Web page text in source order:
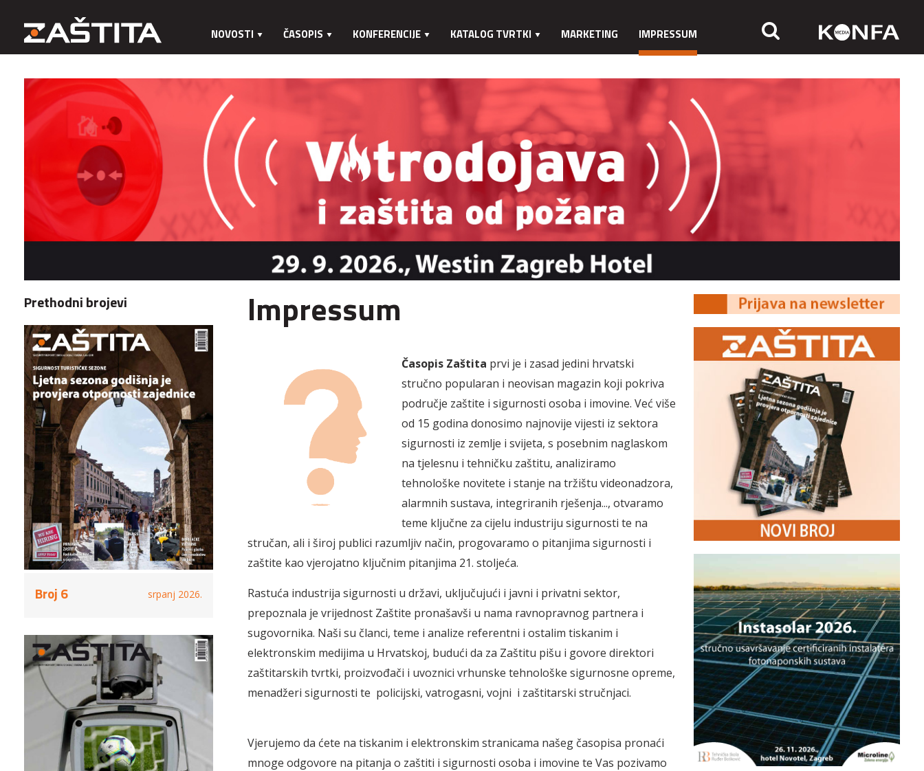
NOVOSTI ČASOPIS KONFERENCIJE KATALOG TVRTKI MARKETING IMPRESSUM
Prethodni brojevi
Broj 6 srpanj 2026.
Impressum
Časopis Zaštita prvi je i zasad jedini hrvatski
stručno popularan i neovisan magazin koji pokriva
područje zaštite i sigurnosti osoba i imovine. Već više
od 15 godina donosimo najnovije vijesti iz sektora
sigurnosti iz zemlje i svijeta, s posebnim naglaskom
na tjelesnu i tehničku zaštitu, analiziramo
tehnološke novitete i stanje na tržištu videonadzora,
alarmnih sustava, integriranih rješenja..., otvaramo
teme ključne za cijelu industriju sigurnosti te na
stručan, ali i široj publici razumljiv način, progovaramo o pitanjima sigurnosti i
zaštite kao vjerojatno ključnim pitanjima 21. stoljeća.
Rastuća industrija sigurnosti u državi, uključujući i javni i privatni sektor,
prepoznala je vrijednost Zaštite pronašavši u nama ravnopravnog partnera i
sugovornika. Naši su članci, teme i analize referentni i ostalim tiskanim i
elektronskim medijima u Hrvatskoj, budući da za Zaštitu pišu i govore direktori
zaštitarskih tvrtki, proizvođači i uvoznici vrhunske tehnološke sigurnosne opreme,
menadžeri sigurnosti te policijski, vatrogasni, vojni i zaštitarski stručnjaci.
Vjerujemo da ćete na tiskanim i elektronskim stranicama našeg časopisa pronaći
mnoge odgovore na pitanja o zaštiti i sigurnosti osoba i imovine te Vas pozivamo